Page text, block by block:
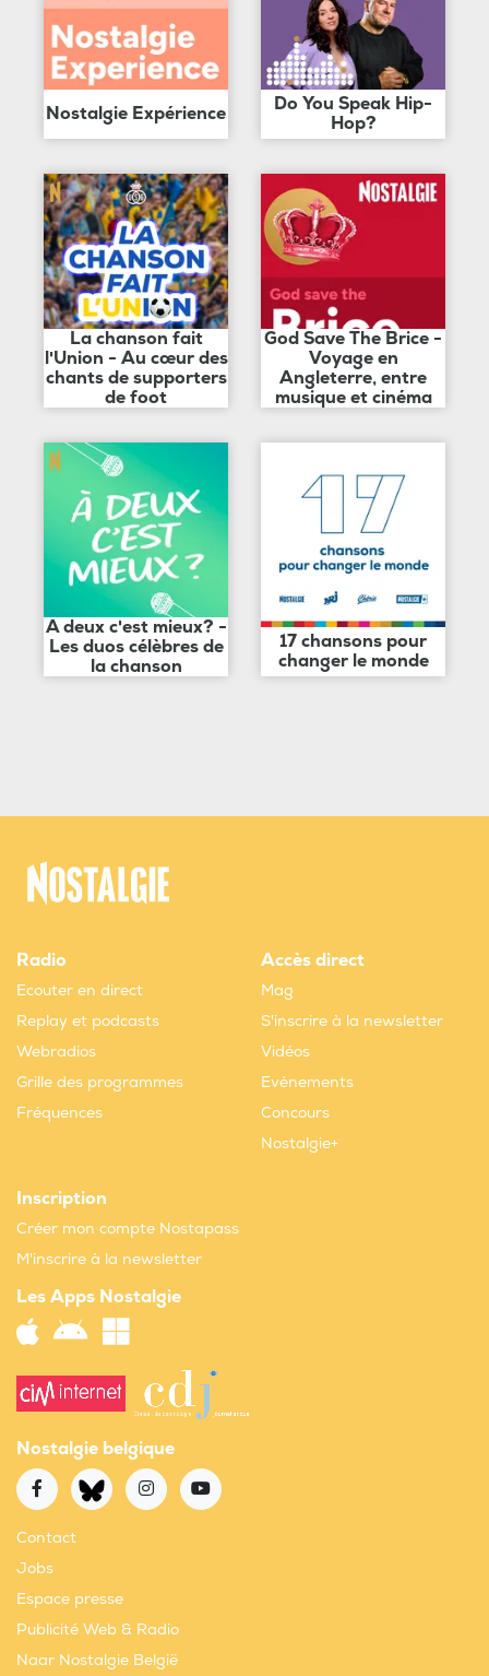
Nostalgie Expérience
Do You Speak Hip-
Hop?
La chanson fait
l'Union - Au cœur des
chants de supporters
de foot
God Save The Brice -
Voyage en
Angleterre, entre
musique et cinéma
A deux c'est mieux? -
Les duos célèbres de
la chanson
17 chansons pour
changer le monde
Radio
Ecouter en direct
Replay et podcasts
Webradios
Grille des programmes
Fréquences
Accès direct
Mag
S'inscrire à la newsletter
Vidéos
Evènements
Concours
Nostalgie+
Inscription
Créer mon compte Nostapass
M'inscrire à la newsletter
Les Apps Nostalgie
Nostalgie belgique
Contact
Jobs
Espace presse
Publicité Web & Radio
Naar Nostalgie België